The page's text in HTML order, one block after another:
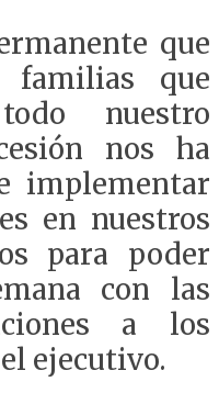
que
familias que
nuestro
nos ha
implementar
en nuestros
para poder
con las
a los
ejecutivo.